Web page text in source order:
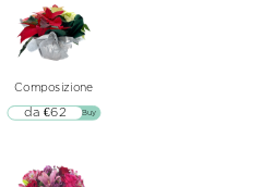
Composizione
▷▷ Buy
da €62